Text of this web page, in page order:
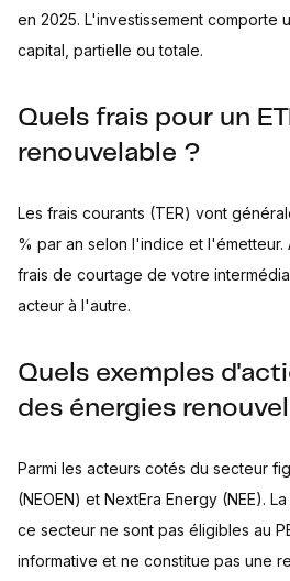
en 2025. L'investissement comporte
capital, partielle ou totale.
Quels frais pour un
renouvelable ?
Les frais courants (TER) vont
% par an selon l'indice et l'émetteur.
frais de courtage de votre
acteur à l'autre.
Quels exemples
des énergies
Parmi les acteurs cotés du secteur
(NEOEN) et NextEra Energy (NEE).
ce secteur ne sont pas éligibles au
informative et ne constitue pas une